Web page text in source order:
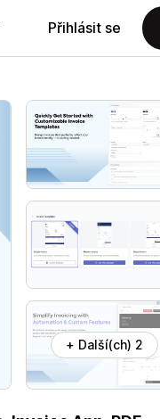
Přihlásit se
+ Další(ch) 2